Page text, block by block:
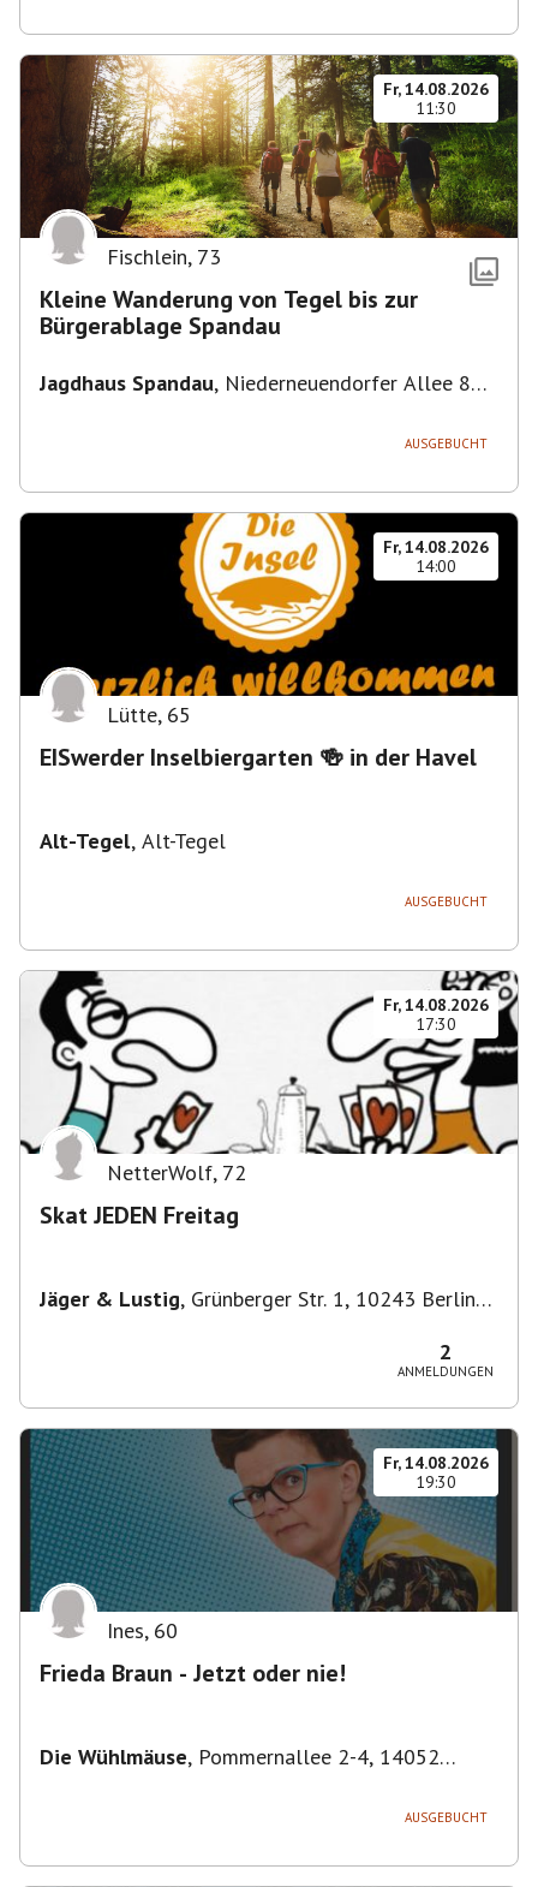
Fr, 14.08.2026
11:30
Fischlein, 73
Kleine Wanderung von Tegel bis zur
Bürgerablage Spandau
Jagdhaus Spandau, Niederneuendorfer Allee 80,
AUSGEBUCHT
Fr, 14.08.2026
14:00
Lütte, 65
EISwerder Inselbiergarten 🍻 in der Havel
Alt-Tegel, Alt-Tegel
AUSGEBUCHT
Fr, 14.08.2026
17:30
NetterWolf, 72
Skat JEDEN Freitag
Jäger & Lustig, Grünberger Str. 1, 10243 Berlin-
2
ANMELDUNGEN
Fr, 14.08.2026
19:30
Ines, 60
Frieda Braun - Jetzt oder nie!
Die Wühlmäuse, Pommernallee 2-4, 14052
AUSGEBUCHT